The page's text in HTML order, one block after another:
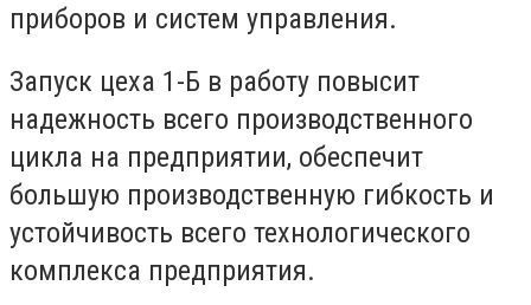
приборов и систем управления.
Запуск цеха 1-Б в работу повысит
надежность всего производственного
цикла на предприятии, обеспечит
большую производственную гибкость и
устойчивость всего технологического
комплекса предприятия.